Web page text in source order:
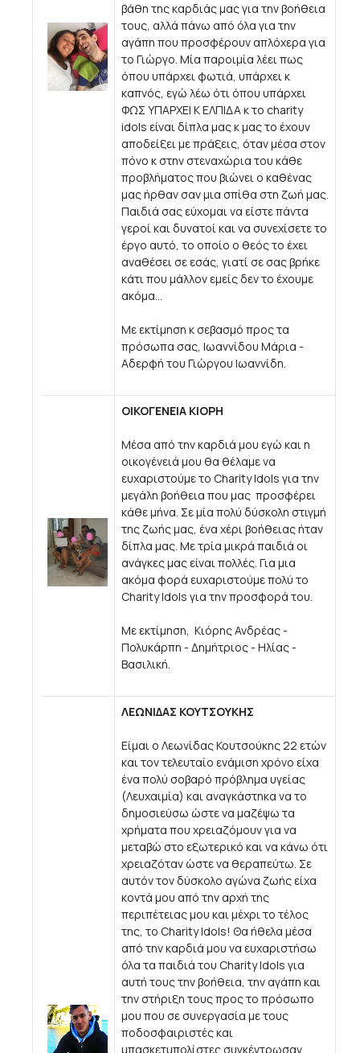
βάθη της καρδιάς μας για την βοήθεια
τους, αλλά πάνω από όλα για την
αγάπη που προσφέρουν απλόχερα για
το Γιώργο. Μία παροιμία λέει πως
όπου υπάρχει φωτιά, υπάρχει κ
καπνός, εγώ λέω ότι όπου υπάρχει
ΦΩΣ ΥΠΑΡΧΕΙ Κ ΕΛΠΙΔΑ κ το charity
idols είναι δίπλα μας κ μας το έχουν
αποδείξει με πράξεις, όταν μέσα στον
πόνο κ στην στεναχώρια του κάθε
προβλήματος που βιώνει ο καθένας
μας ήρθαν σαν μια σπίθα στη ζωή μας.
Παιδιά σας εύχομαι να είστε πάντα
γεροί και δυνατοί και να συνεχίσετε το
έργο αυτό, το οποίο ο θεός το έχει
αναθέσει σε εσάς, γιατί σε σας βρήκε
κάτι που μάλλον εμείς δεν το έχουμε
ακόμα...
Με εκτίμηση κ σεβασμό προς τα
πρόσωπα σας, Ιωαννίδου Μάρια -
Αδερφή του Γιώργου Ιωαννίδη.
ΟΙΚΟΓΕΝΕΙΑ ΚΙΟΡΗ
Μέσα από την καρδιά μου εγώ και η
οικογένειά μου θα θέλαμε να
ευχαριστούμε το Charity Idols για την
μεγάλη βοήθεια που μας προσφέρει
κάθε μήνα. Σε μία πολύ δύσκολη στιγμή
της ζωής μας, ένα χέρι βοήθειας ήταν
δίπλα μας. Με τρία μικρά παιδιά οι
ανάγκες μας είναι πολλές. Για μια
ακόμα φορά ευχαριστούμε πολύ το
Charity Idols για την προσφορά του.
Με εκτίμηση, Κιόρης Ανδρέας -
Πολυκάρπη - Δημήτριος - Ηλίας -
Βασιλική.
ΛΕΩΝΙΔΑΣ ΚΟΥΤΣΟΥΚΗΣ
Είμαι ο Λεωνίδας Κουτσούκης 22 ετών
και τον τελευταίο ενάμιση χρόνο είχα
ένα πολύ σοβαρό πρόβλημα υγείας
(Λευχαιμία) και αναγκάστηκα να το
δημοσιεύσω ώστε να μαζέψω τα
χρήματα που χρειαζόμουν για να
μεταβώ στο εξωτερικό και να κάνω ότι
χρειαζόταν ώστε να θεραπεύτω. Σε
αυτόν τον δύσκολο αγώνα ζωής είχα
κοντά μου από την αρχή της
περιπέτειας μου και μέχρι το τέλος
της, το Charity Idols! Θα ήθελα μέσα
από την καρδιά μου να ευχαριστήσω
όλα τα παιδιά του Charity Idols για
αυτή τους την βοήθεια, την αγάπη και
την στήριξη τους προς το πρόσωπο
μου που σε συνεργασία με τους
ποδοσφαιριστές και
μπασκετμπολίστες συγκέντρωσαν